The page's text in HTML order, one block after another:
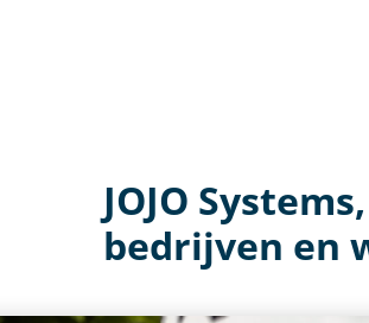
JOJO
bedrijven en